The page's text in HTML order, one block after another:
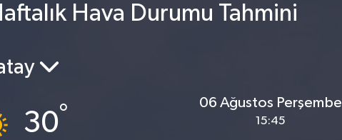
Hava Durumu Tahmini
30°
06 Ağustos Perşembe
15:45